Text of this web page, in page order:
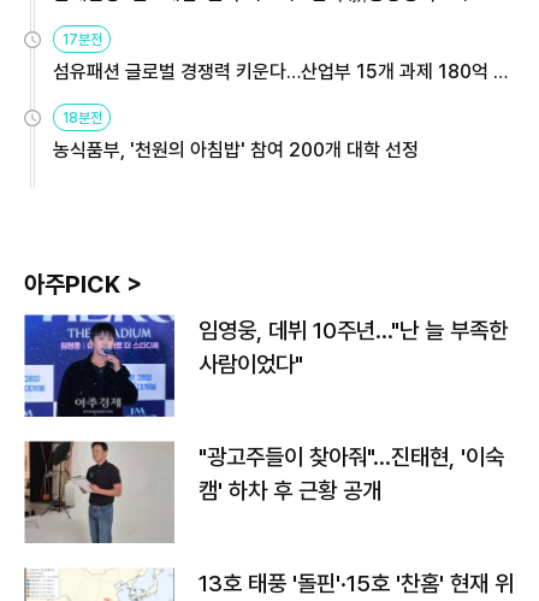
용해야
17분전
섬유패션 글로벌 경쟁력 키운다…산업부 15개 과제 180억 지
원
18분전
농식품부, '천원의 아침밥' 참여 200개 대학 선정
아주PICK >
임영웅, 데뷔 10주년…"난 늘 부족한
사람이었다"
"광고주들이 찾아줘"…진태현, '이숙
캠' 하차 후 근황 공개
13호 태풍 '돌핀'·15호 '찬홈' 현재 위